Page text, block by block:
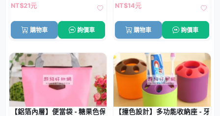
NT$21元
購物車 詢價車
NT$14元
購物車 詢價車
【鋁箔內層】便當袋 - 糖果色保溫手提包【撞色設計】多功能收納座 - 牙